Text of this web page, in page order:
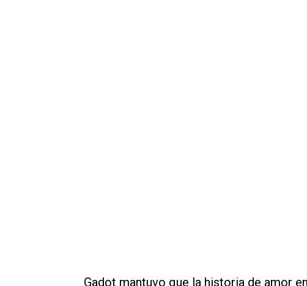
Gadot mantuvo que la historia de amor